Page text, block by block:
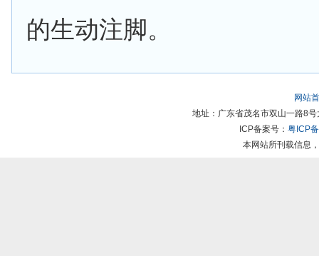
的生动注脚。
网站
地址：广东省茂名市双山一路8
ICP备案号： 粤ICP
本网站所刊载信息